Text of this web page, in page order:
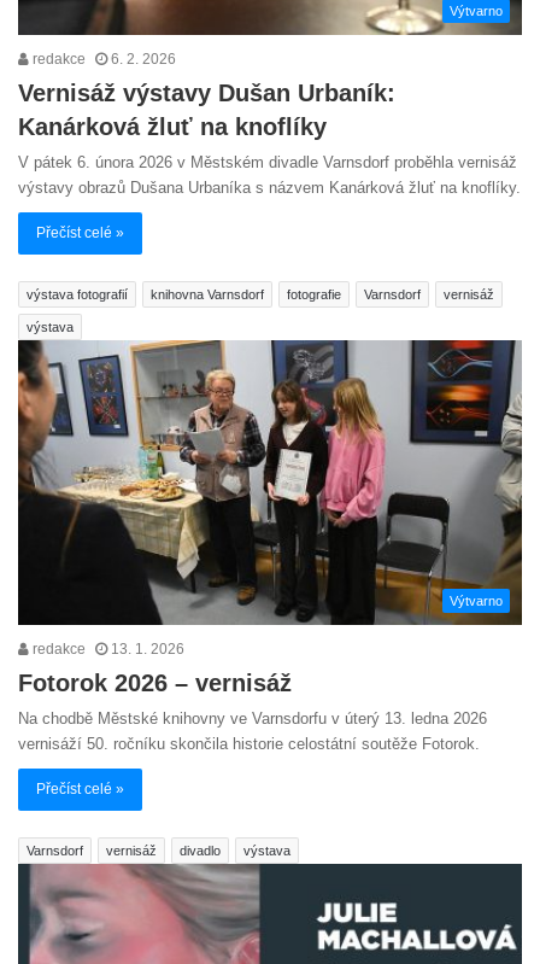
Výtvarno
redakce 6. 2. 2026
Vernisáž výstavy Dušan Urbaník:
Kanárková žluť na knoflíky
V pátek 6. února 2026 v Městském divadle Varnsdorf proběhla vernisáž
výstavy obrazů Dušana Urbaníka s názvem Kanárková žluť na knoflíky.
Přečíst celé »
výstava fotografií knihovna Varnsdorf fotografie Varnsdorf vernisáž
výstava
Výtvarno
redakce 13. 1. 2026
Fotorok 2026 – vernisáž
Na chodbě Městské knihovny ve Varnsdorfu v úterý 13. ledna 2026
vernisáží 50. ročníku skončila historie celostátní soutěže Fotorok.
Přečíst celé »
Varnsdorf vernisáž divadlo výstava